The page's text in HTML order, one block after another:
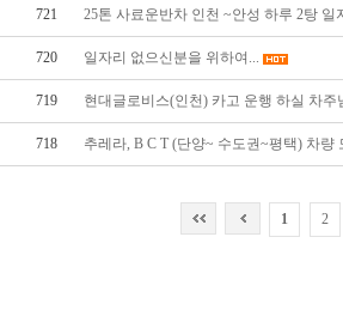
721 25톤 사료운반차 인천 ~안성 하루 2탕 일
720 일자리 없으신분을 위하여...
719 현대글로비스(인천) 카고 운행 하실 차주
718 추레라, B C T (단양~ 수도권~평택) 차량
1 2